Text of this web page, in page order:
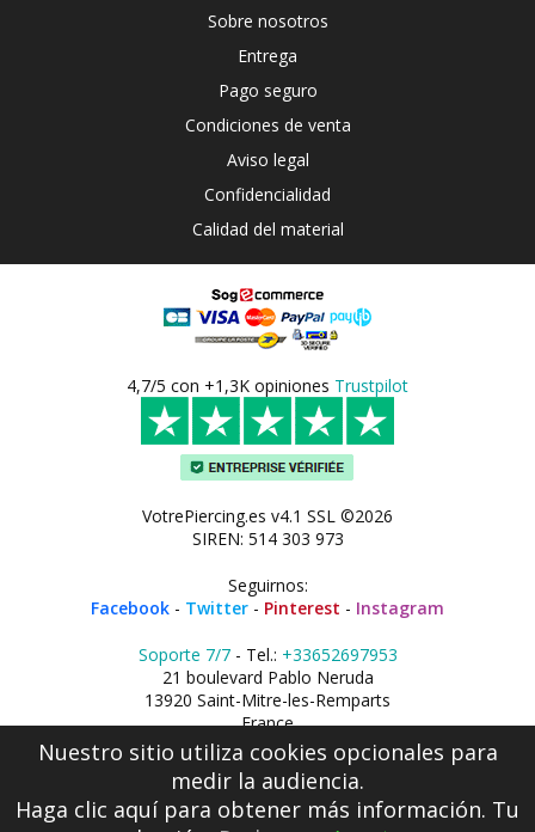
Sobre nosotros
Entrega
Pago seguro
Condiciones de venta
Aviso legal
Confidencialidad
Calidad del material
4,7/5 con +1,3K opiniones Trustpilot
VotrePiercing.es v4.1 SSL ©2026
SIREN: 514 303 973
Seguirnos:
Facebook - Twitter - Pinterest - Instagram
Soporte 7/7- Tel.: +33652697953
21 boulevard Pablo Neruda
13920 Saint-Mitre-les-Remparts
France
Nuestro sitio utiliza cookies opcionales para
medir la audiencia.
Haga clic aquípara obtener más información. Tu